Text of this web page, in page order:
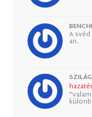
A
an…